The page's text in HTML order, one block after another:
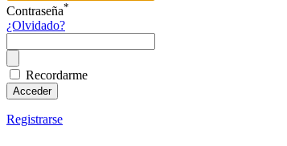
Contraseña*
¿Olvidado?
Recordarme
Acceder
Registrarse